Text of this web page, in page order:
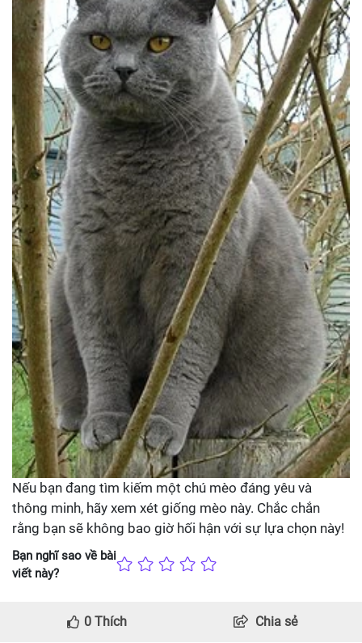
Nếu bạn đang tìm kiếm một chú mèo đáng yêu và
thông minh, hãy xem xét giống mèo này. Chắc chắn
rằng bạn sẽ không bao giờ hối hận với sự lựa chọn này!
Bạn nghĩ sao về bài
viết này?
0 Thích Chia sẻ